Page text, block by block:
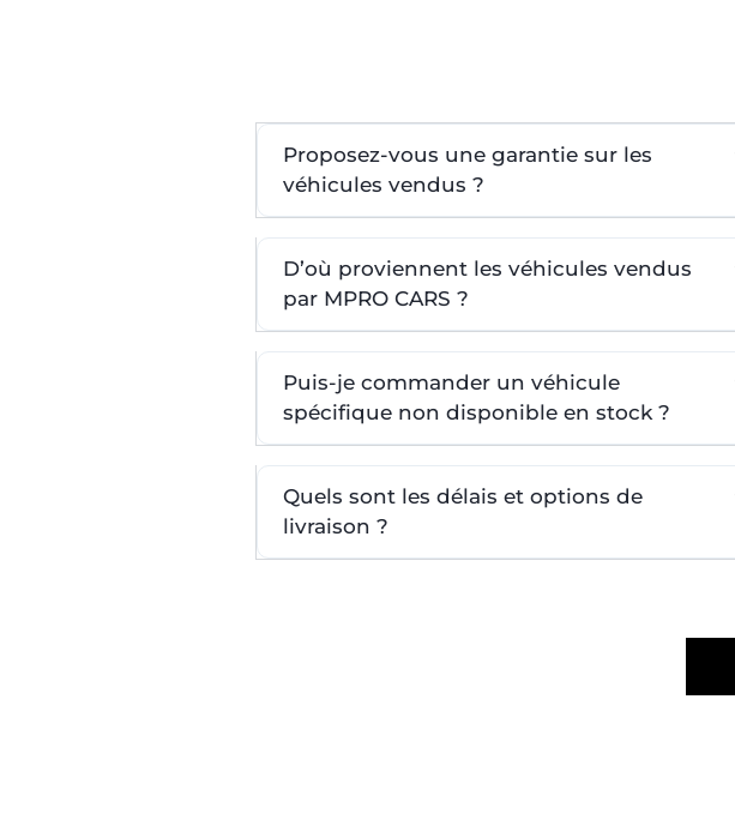
Proposez-vous une garantie sur les
véhicules vendus ?
D’où proviennent les véhicules vendus
par MPRO CARS ?
Puis-je commander un véhicule
spécifique non disponible en stock ?
Quels sont les délais et options de
livraison ?